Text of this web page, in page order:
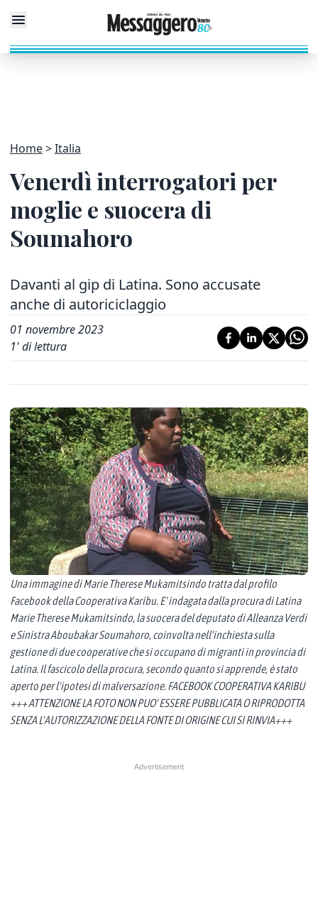
Home Italia
Venerdì interrogatori per
moglie e suocera di
Soumahoro
Davanti al gip di Latina. Sono accusate
anche di autoriciclaggio
01 novembre 2023
1' di lettura
Una immagine di Marie Therese Mukamitsindo tratta dal profilo
Facebook della Cooperativa Karibu. E' indagata dalla procura di Latina
Marie Therese Mukamitsindo, la suocera del deputato di Alleanza Verdi
e Sinistra Aboubakar Soumahoro, coinvolta nell'inchiesta sulla
gestione di due cooperative che si occupano di migranti in provincia di
Latina. Il fascicolo della procura, secondo quanto si apprende, è stato
aperto per l'ipotesi di malversazione. FACEBOOK COOPERATIVA KARIBU
+++ ATTENZIONE LA FOTO NON PUO' ESSERE PUBBLICATA O RIPRODOTTA
SENZA L'AUTORIZZAZIONE DELLA FONTE DI ORIGINE CUI SI RINVIA+++